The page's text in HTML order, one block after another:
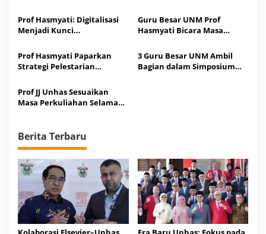
Artificial Intellegence
Prof Hasmyati: Digitalisasi
Menjadi Kunci
Tradisional
Guru Besar UNM Prof
Hasmyati Bicara Masa
Forum Akademik Global di
Malaysia
Prof Hasmyati Paparkan
Strategi Pelestarian
di Forum Global Malaysia
3 Guru Besar UNM Ambil
Bagian dalam Simposium
Prof JJ Unhas Sesuaikan
Masa Perkuliahan Selama
Berita Terbaru